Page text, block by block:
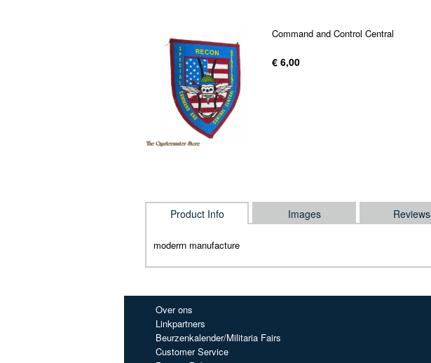
Command and Control Central
€ 6,00
Product Info Images Reviews
moderrn manufacture
Over ons
Linkpartners
Beurzenkalender/Militaria Fairs
Customer Service